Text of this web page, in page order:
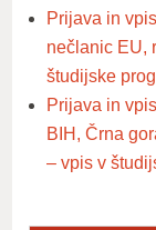
Prijava in
nečlanic EU,
študijske
Prijava in
BIH, Črna
– vpis v